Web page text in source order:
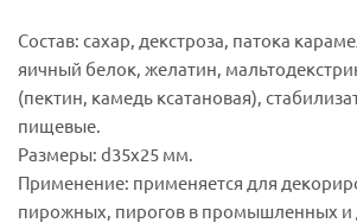
Состав: сахар, декстроза, патока
яичный белок, желатин,
(пектин, камедь ксатановая),
пищевые.
Размеры: d35х25 мм.
Применение: применяется для
пирожных, пирогов в промышленных